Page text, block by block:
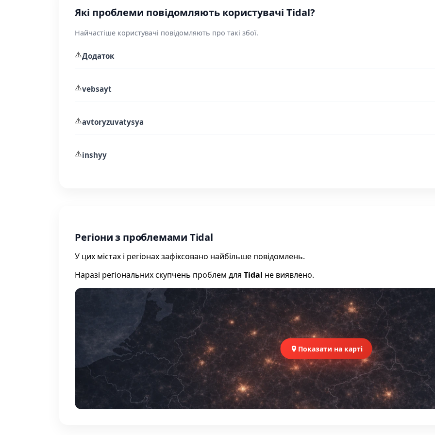
Які проблеми повідомляють користувачі Tidal?
Найчастіше користувачі повідомляють про такі збої.
⚠️Додаток
⚠️vebsayt
⚠️avtoryzuvatysya
⚠️inshyy
Регіони з проблемами Tidal
У цих містах і регіонах зафіксовано найбільше повідомлень.
Наразі регіональних скупчень проблем для Tidal не виявлено.
Показати на карті